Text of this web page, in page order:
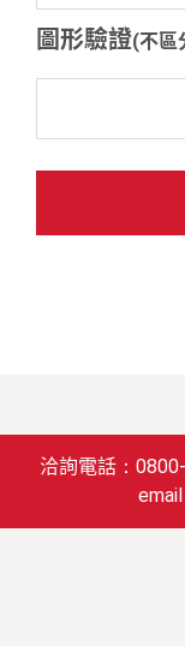
圖形驗證(不區
洽詢電話：